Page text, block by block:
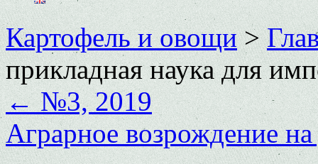
Картофель и овощи>
прикладная наука для
←№3, 2019
Аграрное возрождение